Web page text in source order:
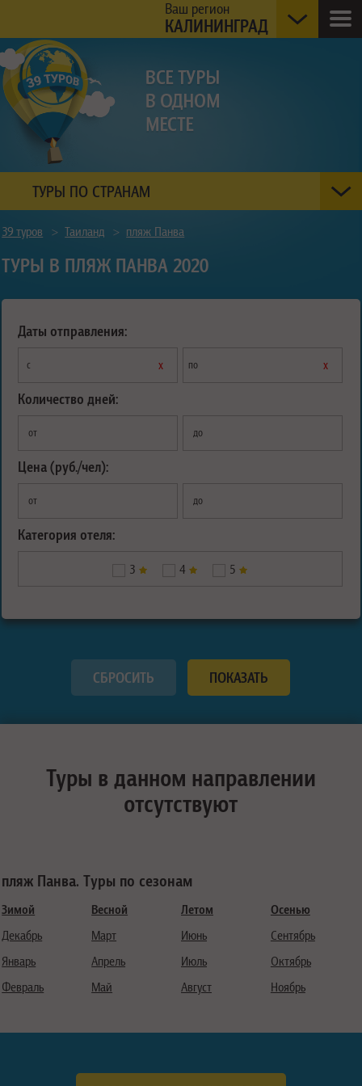
Ваш регион
КАЛИНИНГРАД
ТУРЫ ПО СТРАНАМ
39 туров > Таиланд > пляж Панва
ТУРЫ В ПЛЯЖ ПАНВА 2020
Даты отправления:
с х по х
Количество дней:
от до
Цена (руб./чел):
от до
Категория отеля:
3 4 5
Туры в данном направлении
отсутствуют
пляж Панва. Туры по сезонам
Зимой
Декабрь
Январь
Февраль
Весной
Март
Апрель
Май
Летом
Июнь
Июль
Август
Осенью
Сентябрь
Октябрь
Ноябрь